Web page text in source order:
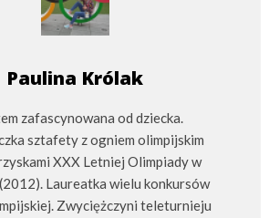
Paulina Królak
zafascynowana od dziecka.
sztafety z ogniem olimpijskim
XXX Letniej Olimpiady w
Laureatka wielu konkursów
Zwyciężczyni teleturnieju